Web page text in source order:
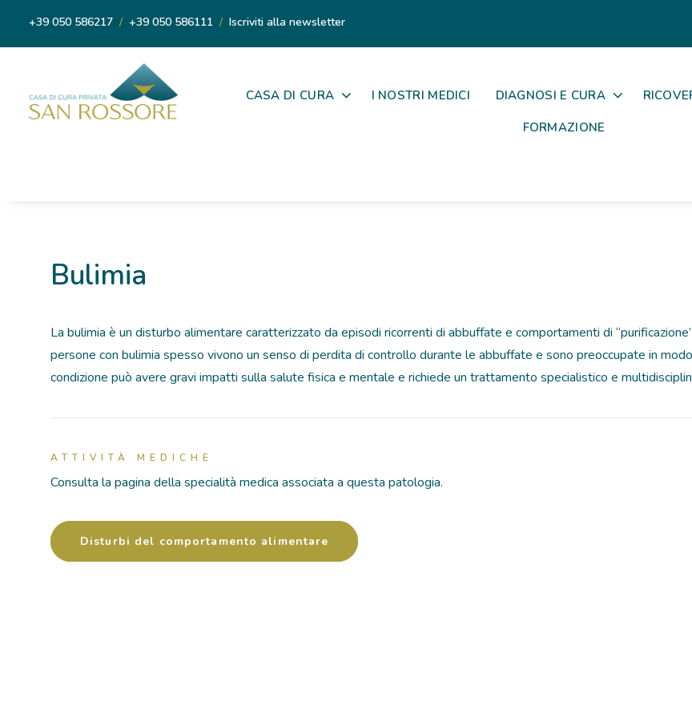
+39 050 586217 / +39 050 586111 / Iscriviti alla newsletter
CASA DI CURA I NOSTRI MEDICI DIAGNOSI E CURA
FORMAZIONE
Bulimia
La bulimia è un disturbo alimentare caratterizzato da episodi ricorrenti di abbuffate e comportamenti di
persone con bulimia spesso vivono un senso di perdita di controllo durante le abbuffate e sono preoccupate in
condizione può avere gravi impatti sulla salute fisica e mentale e richiede un trattamento specialistico e
ATTIVITÀ MEDICHE
Consulta la pagina della specialità medica associata a questa patologia.
Disturbi del comportamento alimentare